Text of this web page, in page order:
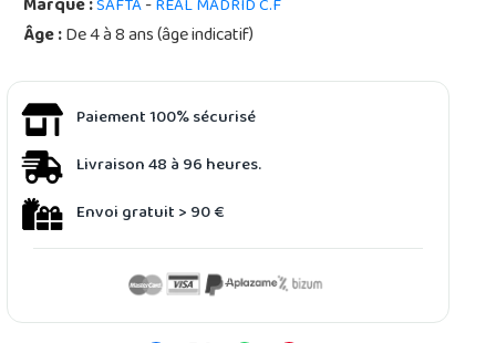
SAFTA REAL MADRID C.F
Âge :De 4 à 8 ans (âge indicatif)
Paiement 100% sécurisé
Livraison 48 à 96 heures.
Envoi gratuit > 90 €